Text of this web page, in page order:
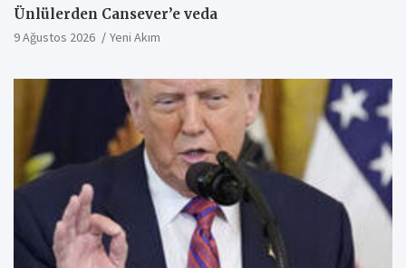
Ünlülerden Cansever’e veda
9 Ağustos 2026 Yeni Akım